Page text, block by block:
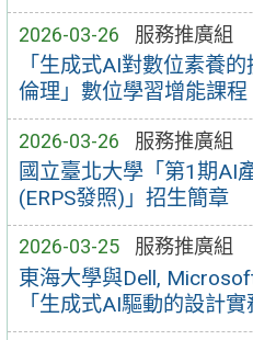
2026-03-26 服務推廣組
「生成式AI對數位素養
倫理」數位學習增能課程
2026-03-26 服務推廣組
國立臺北大學「第1期AI
(ERPS發照)」招生簡章
2026-03-25 服務推廣組
東海大學與Dell,
「生成式AI驅動的設計